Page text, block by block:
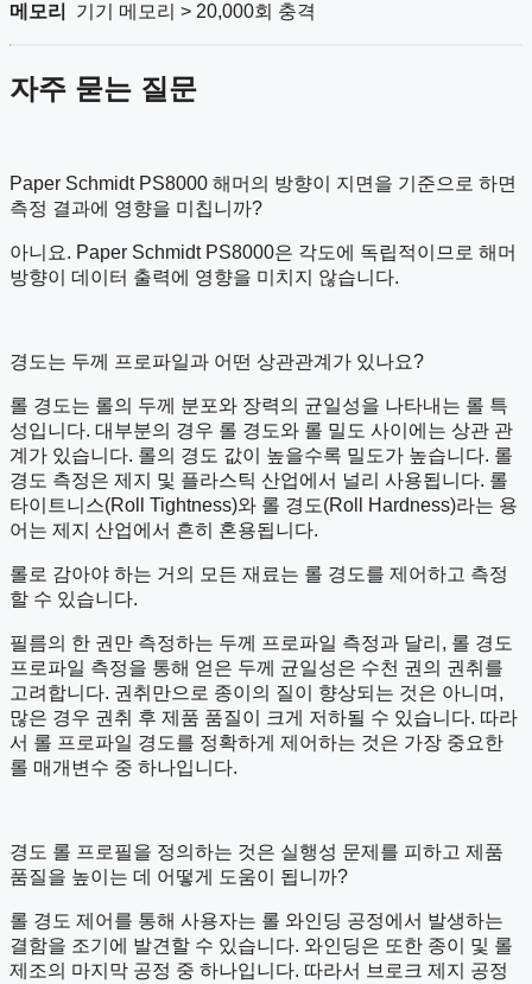
메모리 기기 메모리 > 20,000회 충격
자주 묻는 질문
Paper Schmidt PS8000 해머의 방향이 지면을 기준으로 하면
측정 결과에 영향을 미칩니까?
아니요. Paper Schmidt PS8000은 각도에 독립적이므로 해머
방향이 데이터 출력에 영향을 미치지 않습니다.
경도는 두께 프로파일과 어떤 상관관계가 있나요?
롤 경도는 롤의 두께 분포와 장력의 균일성을 나타내는 롤 특
성입니다. 대부분의 경우 롤 경도와 롤 밀도 사이에는 상관 관
계가 있습니다. 롤의 경도 값이 높을수록 밀도가 높습니다. 롤
경도 측정은 제지 및 플라스틱 산업에서 널리 사용됩니다. 롤
타이트니스(Roll Tightness)와 롤 경도(Roll Hardness)라는 용
어는 제지 산업에서 흔히 혼용됩니다.
롤로 감아야 하는 거의 모든 재료는 롤 경도를 제어하고 측정
할 수 있습니다.
필름의 한 권만 측정하는 두께 프로파일 측정과 달리, 롤 경도
프로파일 측정을 통해 얻은 두께 균일성은 수천 권의 권취를
고려합니다. 권취만으로 종이의 질이 향상되는 것은 아니며,
많은 경우 권취 후 제품 품질이 크게 저하될 수 있습니다. 따라
서 롤 프로파일 경도를 정확하게 제어하는 ​​것은 가장 중요한
롤 매개변수 중 하나입니다.
경도 롤 프로필을 정의하는 것은 실행성 문제를 피하고 제품
품질을 높이는 데 어떻게 도움이 됩니까?
롤 경도 제어를 통해 사용자는 롤 와인딩 공정에서 발생하는
결함을 조기에 발견할 수 있습니다. 와인딩은 또한 종이 및 롤
제조의 마지막 공정 중 하나입니다. 따라서 브로크 제지 공정